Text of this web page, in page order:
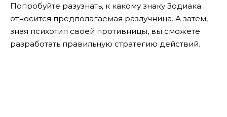
Попробуйте разузнать, к какому знаку Зодиака
относится предполагаемая разлучница. А затем,
зная психотип своей противницы, вы сможете
разработать правильную стратегию действий.